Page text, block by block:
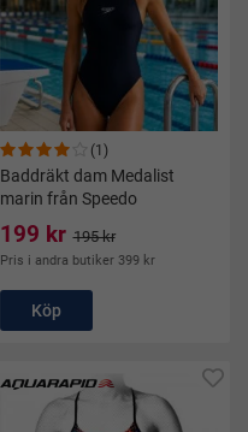
(1)
Baddräkt dam Medalist
marin från Speedo
199 kr 195 kr
Pris i andra butiker 399 kr
Köp